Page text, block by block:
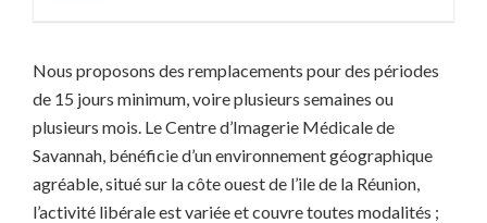
Nous proposons des remplacements pour des périodes
de 15 jours minimum, voire plusieurs semaines ou
plusieurs mois. Le Centre d’Imagerie Médicale de
Savannah, bénéficie d’un environnement géographique
agréable, situé sur la côte ouest de l’ile de la Réunion,
l’activité libérale est variée et couvre toutes modalités ;